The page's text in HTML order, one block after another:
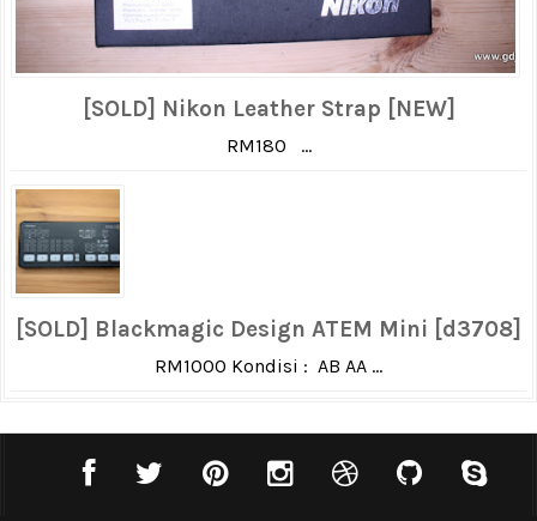
[SOLD] Nikon Leather Strap [NEW]
RM180 ...
[SOLD] Blackmagic Design ATEM Mini [d3708]
RM1000 Kondisi : AB AA ...